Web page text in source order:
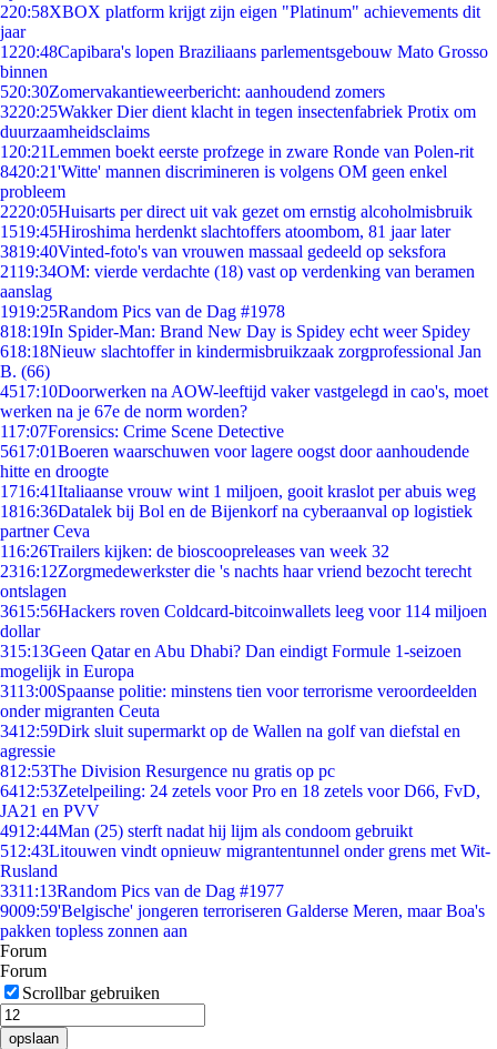
220:58XBOX platform krijgt zijn eigen "Platinum" achievements dit
jaar
1220:48Capibara's lopen Braziliaans parlementsgebouw Mato Grosso
binnen
520:30Zomervakantieweerbericht: aanhoudend zomers
3220:25Wakker Dier dient klacht in tegen insectenfabriek Protix om
duurzaamheidsclaims
1 20:21Lemmen boekt eerste profzege in zware Ronde van Polen-rit
8420:21'Witte' mannen discrimineren is volgens OM geen enkel
probleem
2220:05Huisarts per direct uit vak gezet om ernstig alcoholmisbruik
1519:45Hiroshima herdenkt slachtoffers atoombom, 81 jaar later
3819:40Vinted-foto's van vrouwen massaal gedeeld op seksfora
2119:34OM: vierde verdachte (18) vast op verdenking van beramen
aanslag
1919:25Random Pics van de Dag #1978
818:19In Spider-Man: Brand New Day is Spidey echt weer Spidey
618:18Nieuw slachtoffer in kindermisbruikzaak zorgprofessional Jan
B. (66)
4517:10Doorwerken na AOW-leeftijd vaker vastgelegd in cao's, moet
werken na je 67e de norm worden?
117:07Forensics: Crime Scene Detective
5617:01Boeren waarschuwen voor lagere oogst door aanhoudende
hitte en droogte
1716:41Italiaanse vrouw wint 1 miljoen, gooit kraslot per abuis weg
1816:36Datalek bij Bol en de Bijenkorf na cyberaanval op logistiek
partner Ceva
116:26Trailers kijken: de bioscoopreleases van week 32
2316:12Zorgmedewerkster die 's nachts haar vriend bezocht terecht
ontslagen
3615:56Hackers roven Coldcard-bitcoinwallets leeg voor 114 miljoen
dollar
315:13Geen Qatar en Abu Dhabi? Dan eindigt Formule 1-seizoen
mogelijk in Europa
3113:00Spaanse politie: minstens tien voor terrorisme veroordeelden
onder migranten Ceuta
3412:59Dirk sluit supermarkt op de Wallen na golf van diefstal en
agressie
812:53The Division Resurgence nu gratis op pc
6412:53Zetelpeiling: 24 zetels voor Pro en 18 zetels voor D66, FvD,
JA21 en PVV
4912:44Man (25) sterft nadat hij lijm als condoom gebruikt
512:43Litouwen vindt opnieuw migrantentunnel onder grens met Wit-
Rusland
3311:13Random Pics van de Dag #1977
9009:59'Belgische' jongeren terroriseren Galderse Meren, maar Boa's
pakken topless zonnen aan
Forum
Forum
Scrollbar gebruiken
opslaan